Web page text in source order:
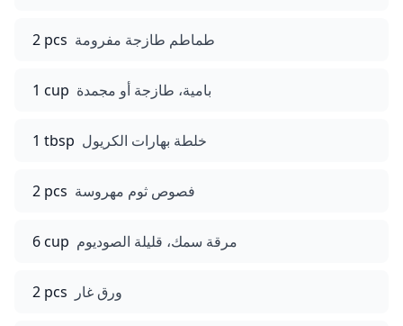
2 pcs طماطم طازجة مفرومة
1 cup بامية، طازجة أو مجمدة
1 tbsp خلطة بهارات الكريول
2 pcs فصوص ثوم مهروسة
6 cup مرقة سمك، قليلة الصوديوم
2 pcs ورق غار